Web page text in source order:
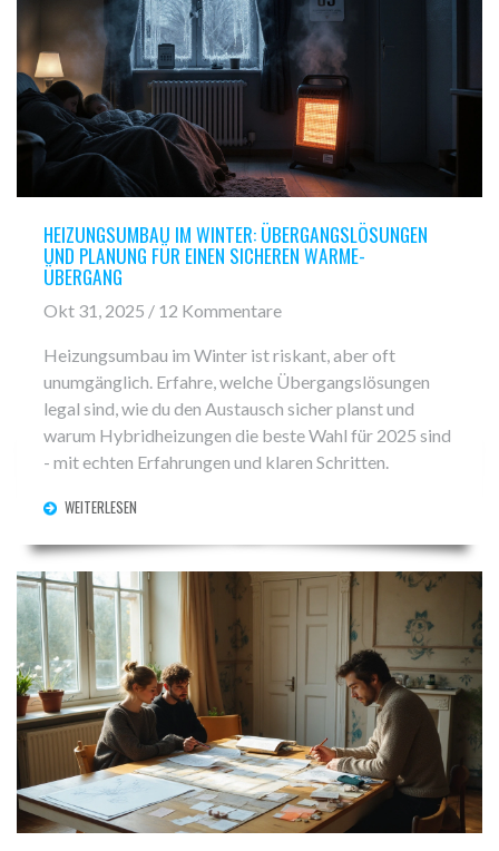
HEIZUNGSUMBAU IM WINTER: ÜBERGANGSLÖSUNGEN
UND PLANUNG FÜR EINEN SICHEREN WARME-
ÜBERGANG
Okt 31, 2025 / 12 Kommentare
Heizungsumbau im Winter ist riskant, aber oft
unumgänglich. Erfahre, welche Übergangslösungen
legal sind, wie du den Austausch sicher planst und
warum Hybridheizungen die beste Wahl für 2025 sind
- mit echten Erfahrungen und klaren Schritten.
WEITERLESEN